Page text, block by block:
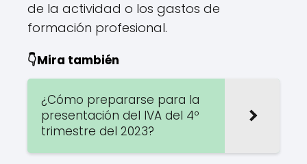
de la actividad o los gastos de
formación profesional.
👇Mira también
¿Cómo prepararse para la
presentación del IVA del 4º
trimestre del 2023?